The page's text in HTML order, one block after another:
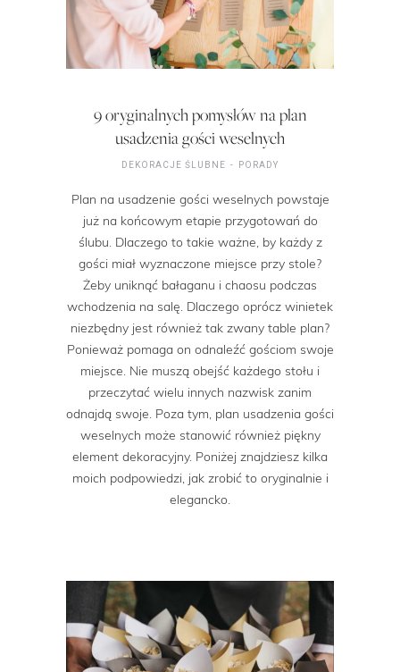
9 oryginalnych pomysłów na plan
usadzenia gości weselnych
DEKORACJE ŚLUBNE PORADY
Plan na usadzenie gości weselnych powstaje
już na końcowym etapie przygotowań do
ślubu. Dlaczego to takie ważne, by każdy z
gości miał wyznaczone miejsce przy stole?
Żeby uniknąć bałaganu i chaosu podczas
wchodzenia na salę. Dlaczego oprócz winietek
niezbędny jest również tak zwany table plan?
Ponieważ pomaga on odnaleźć gościom swoje
miejsce. Nie muszą obejść każdego stołu i
przeczytać wielu innych nazwisk zanim
odnajdą swoje. Poza tym, plan usadzenia gości
weselnych może stanowić również piękny
element dekoracyjny. Poniżej znajdziesz kilka
moich podpowiedzi, jak zrobić to oryginalnie i
elegancko.